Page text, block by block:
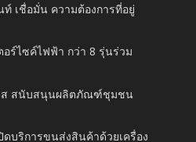
ท์ เชื่อมั่น ความต้องการที่อยู่
อร์ไซค์ไฟฟ้า กว่า 8 รุ่นร่วม
าส สนับสนุนผลิตภัณฑ์ชุมชน
ดบริการขนส่งสินค้าด้วยเครื่อง